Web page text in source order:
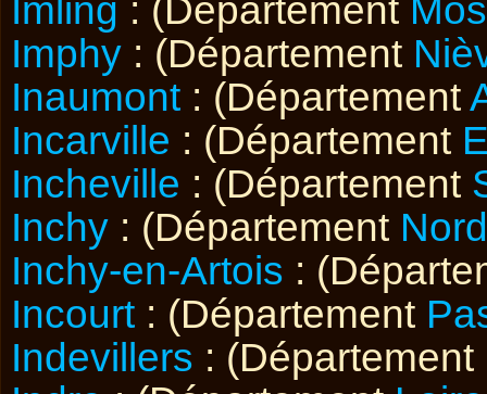
Imling : (Département
Imphy : (Département
Inaumont : (Département
Incarville : (Département
Incheville : (Département
Inchy : (Département Nord
Inchy-en-Artois :
Incourt : (Département
Indevillers : (Département